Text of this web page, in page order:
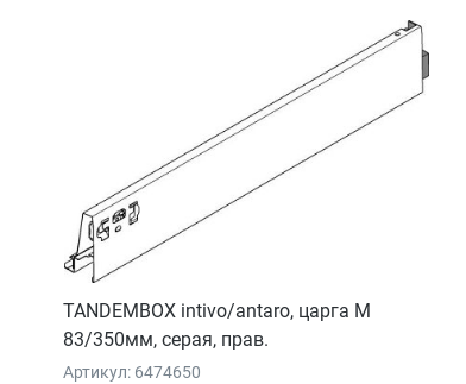
TANDEMBOX intivo/antaro, царга М
83/350мм, серая, прав.
Артикул: 6474650